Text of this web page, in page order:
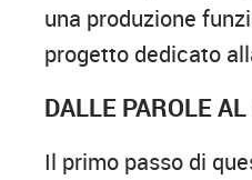
una produzione
progetto dedicato
DALLE PAROLE
Il primo passo di